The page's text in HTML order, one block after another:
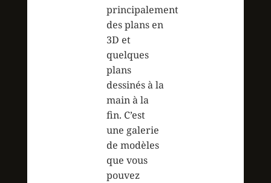
principalement
des plans en
3D et
quelques
plans
dessinés à la
main à la
fin. C’est
une galerie
de modèles
que vous
pouvez